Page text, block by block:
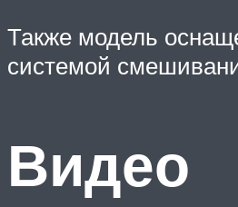
Также модель
системой
Видео